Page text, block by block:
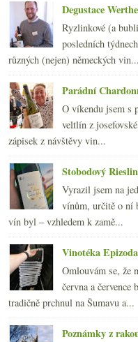
2010 (249)
►2009(249)
►2008(270)
►2007(108)
Degustace
Ryzlinkové (a
posledních
různých (nejen) německých vin...
Parádní
O víkendu jsem s
veltlín z
zápisek z návštěvy vin...
Stobodový
Vyrazil jsem na
vínům, určitě o ní
vín byl – vzhledem k zamě...
Vinotéka
Omlouvám se, že
června a července
tradičně prchnul na Šumavu a...
Poznámky z